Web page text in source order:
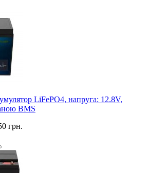
LiFePO4, напруга: 12.8V,
BMS
грн.